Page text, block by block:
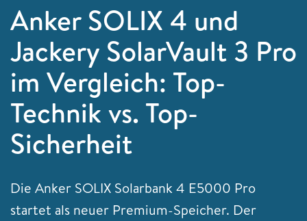
Anker SOLIX 4 und
Jackery SolarVault 3 Pro
im Vergleich: Top-
Technik vs. Top-
Sicherheit
Die Anker SOLIX Solarbank 4 E5000 Pro
startet als neuer Premium-Speicher. Der